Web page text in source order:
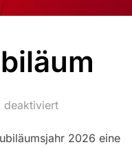
deaktiviert
2026 eine